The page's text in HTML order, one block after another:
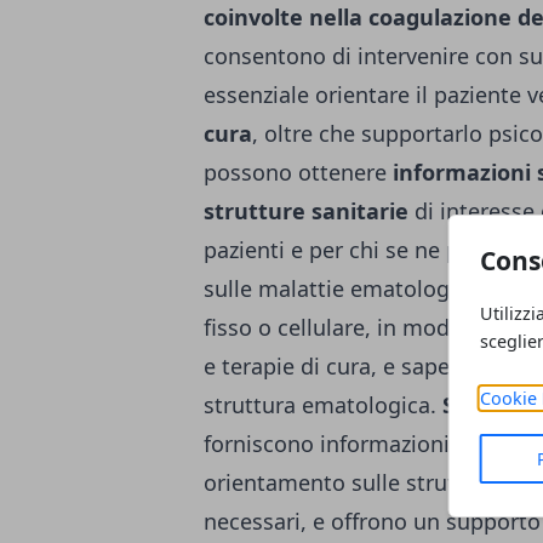
Cookie
coinvolte nella coagulazione
consentono di intervenire con
essenziale orientare il paziente
cura, oltre che supportarlo
possono ottenere informazioni
strutture sanitarie di
pazienti e per chi se ne prende
sulle malattie ematologiche,
fisso o cellulare, in modo da
e terapie di cura, e sapere a chi
struttura ematologica.
forniscono informazioni
orientamento sulle strutture a
necessari, e offrono un